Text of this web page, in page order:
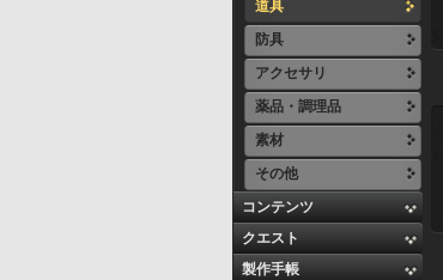
道具
防具
アクセサリ
薬品・調理品
素材
その他
コンテンツ
クエスト
製作手帳